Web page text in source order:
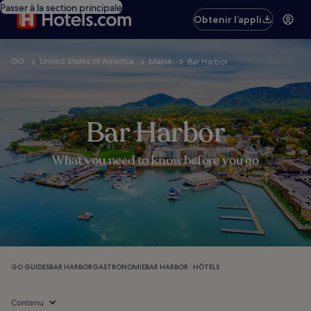
Passer à la section principale
Obtenir l’appli
GO United States of America Maine Bar Harbor
Bar Harbor
What you need to know before you go
GO GUIDESBAR HARBORGASTRONOMIEBAR HARBOR : HÔTELS
Contenu